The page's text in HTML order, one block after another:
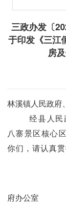
三政办发〔
于印发《三江
房
林溪镇人民政府、
经县人民
八寨景区核心
你们，请认真贯
府办公室